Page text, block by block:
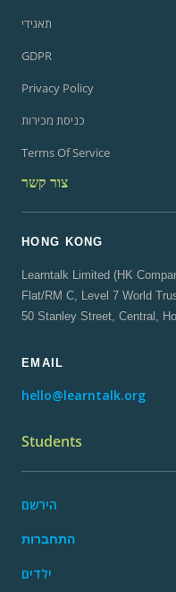
תאגידי
GDPR
Privacy Policy
כניסת מכירות
Terms Of Service
צור קשר
HONG KONG
Learntalk Limited (HK
Flat/RM C, Level 7 World
50 Stanley Street, Central,
EMAIL
hello@learntalk.org
Students
הירשם
התחברות
ילדים